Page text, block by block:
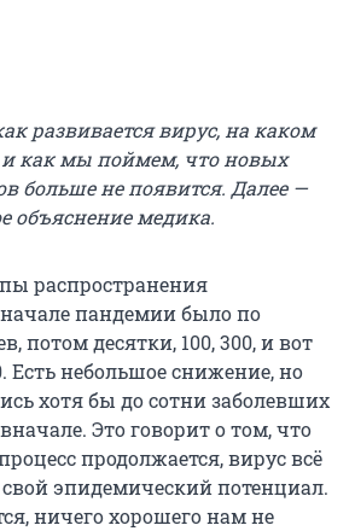
развивается вирус, на каком
и как мы поймем, что новых
больше не появится. Далее —
объяснение медика.
распространения
пандемии было по
потом десятки, 100, 300, и вот
небольшое снижение, но
хотя бы до сотни заболевших
Это говорит о том, что
продолжается, вирус всё
эпидемический потенциал.
ничего хорошего нам не